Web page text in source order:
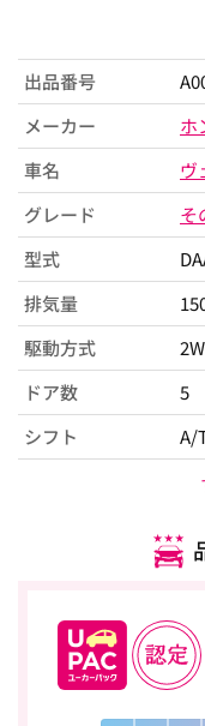
出品番号
メーカー
ホ
車名
ヴ
グレード
そ
型式
排気量
駆動方式
ドア数
5
シフト
A/